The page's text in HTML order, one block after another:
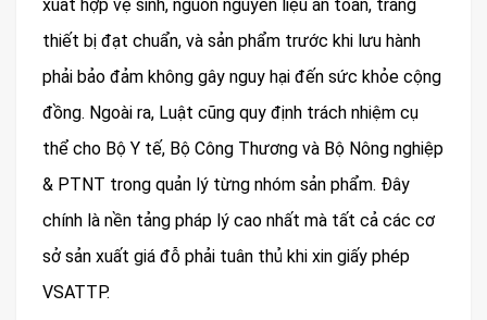
xuất hợp vệ sinh, nguồn nguyên liệu an toàn, trang
thiết bị đạt chuẩn, và sản phẩm trước khi lưu hành
phải bảo đảm không gây nguy hại đến sức khỏe cộng
đồng. Ngoài ra, Luật cũng quy định trách nhiệm cụ
thể cho Bộ Y tế, Bộ Công Thương và Bộ Nông nghiệp
& PTNT trong quản lý từng nhóm sản phẩm. Đây
chính là nền tảng pháp lý cao nhất mà tất cả các cơ
sở sản xuất giá đỗ phải tuân thủ khi xin giấy phép
VSATTP.